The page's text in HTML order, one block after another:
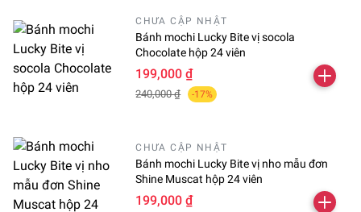
CHƯA CẬP NHẬT
Bánh mochi Lucky Bite vị socola
Chocolate hộp 24 viên
199,000 ₫
240,000 ₫ -17%
CHƯA CẬP NHẬT
Bánh mochi Lucky Bite vị nho mẫu đơn
Shine Muscat hộp 24 viên
199,000 ₫